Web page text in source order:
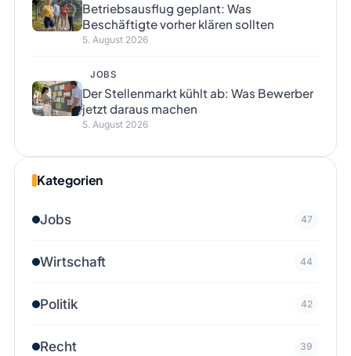
Betriebsausflug geplant: Was
Beschäftigte vorher klären sollten
5. August 2026
JOBS
Der Stellenmarkt kühlt ab: Was Bewerber
jetzt daraus machen
5. August 2026
Kategorien
Jobs 47
Wirtschaft 44
Politik 42
Recht 39